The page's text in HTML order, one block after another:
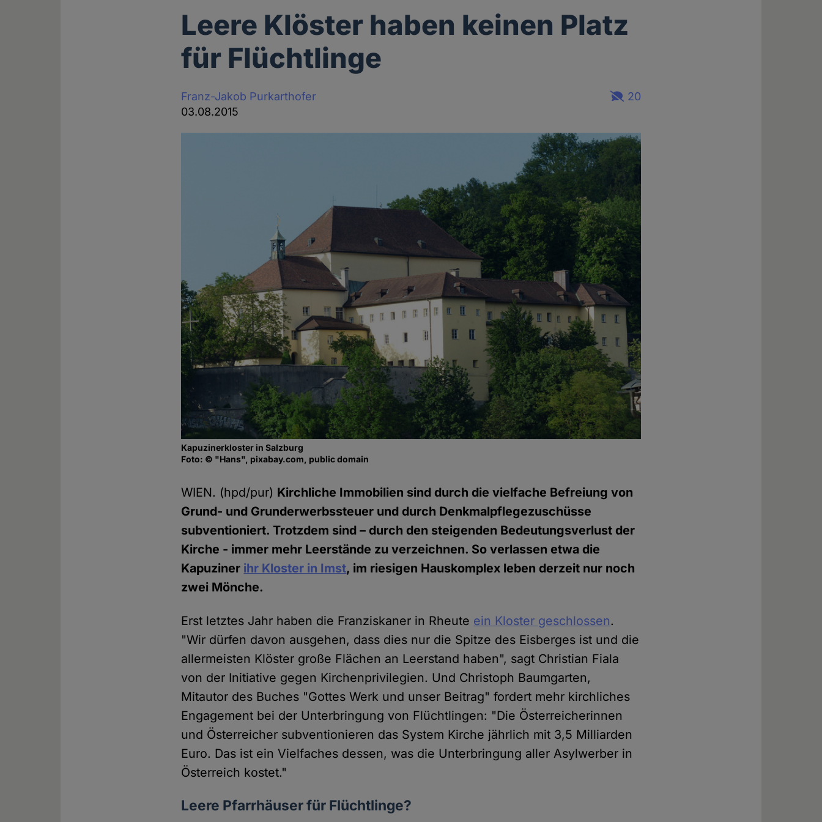
Leere Klöster haben keinen Platz
für Flüchtlinge
Franz-Jakob Purkarthofer
03.08.2015
20
Kapuzinerkloster in Salzburg
Foto: © "Hans", pixabay.com, public domain
WIEN. (hpd/pur) Kirchliche Immobilien sind durch die vielfache Befreiung von
Grund- und Grunderwerbssteuer und durch Denkmalpflegezuschüsse
subventioniert. Trotzdem sind – durch den steigenden Bedeutungsverlust der
Kirche - immer mehr Leerstände zu verzeichnen. So verlassen etwa die
Kapuziner ihr Kloster in Imst, im riesigen Hauskomplex leben derzeit nur noch
zwei Mönche.
Erst letztes Jahr haben die Franziskaner in Rheute ein Kloster geschlossen.
"Wir dürfen davon ausgehen, dass dies nur die Spitze des Eisberges ist und die
allermeisten Klöster große Flächen an Leerstand haben", sagt Christian Fiala
von der Initiative gegen Kirchenprivilegien. Und Christoph Baumgarten,
Mitautor des Buches "Gottes Werk und unser Beitrag" fordert mehr kirchliches
Engagement bei der Unterbringung von Flüchtlingen: "Die Österreicherinnen
und Österreicher subventionieren das System Kirche jährlich mit 3,5 Milliarden
Euro. Das ist ein Vielfaches dessen, was die Unterbringung aller Asylwerber in
Österreich kostet."
Leere Pfarrhäuser für Flüchtlinge?